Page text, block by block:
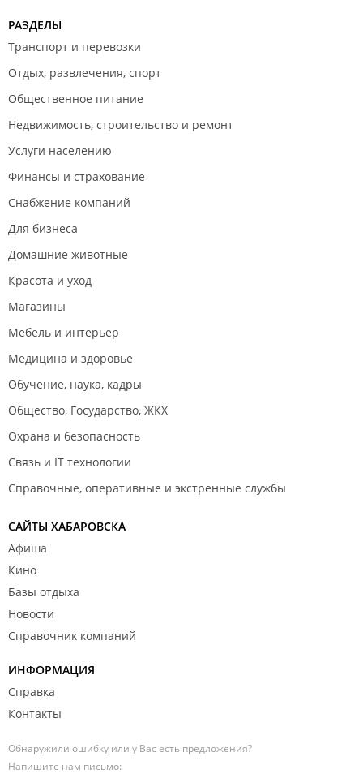
РАЗДЕЛЫ
Транспорт и перевозки
Отдых, развлечения, спорт
Общественное питание
Недвижимость, строительство и ремонт
Услуги населению
Финансы и страхование
Снабжение компаний
Для бизнеса
Домашние животные
Красота и уход
Магазины
Мебель и интерьер
Медицина и здоровье
Обучение, наука, кадры
Общество, Государство, ЖКХ
Охрана и безопасность
Связь и IT технологии
Справочные, оперативные и экстренные службы
САЙТЫ ХАБАРОВСКА
Афиша
Кино
Базы отдыха
Новости
Справочник компаний
ИНФОРМАЦИЯ
Справка
Контакты
Обнаружили ошибку или у Вас есть предложения?
Напишите нам письмо: